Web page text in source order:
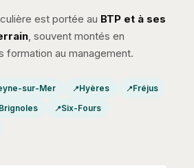
est portée au BTP et à ses
, souvent montés en
formation au management.
sur-Mer Hyères
Fréjus
Brignoles
Six-Fours